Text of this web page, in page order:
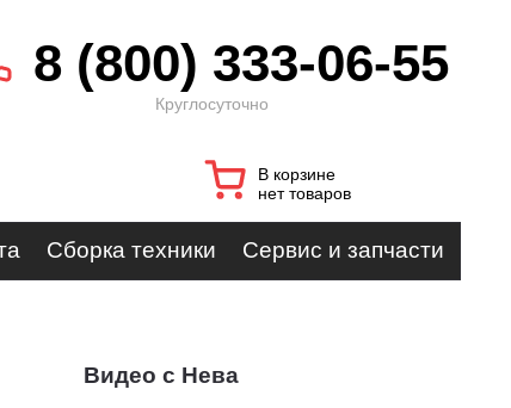
8 (800) 333-06-55
Круглосуточно
В корзине
нет товаров
Сборка техники Сервис и запчасти
Видео с Нева